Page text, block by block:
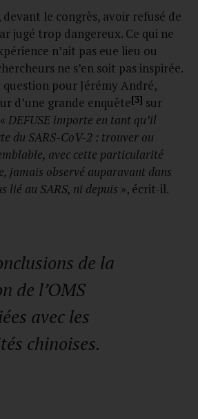
devant le congrès, avoir refusé de
jugé trop dangereux. Ce qui ne
n’ait pas eue lieu ou
ne s’en soit pas inspirée.
question pour Jérémy André,
d’une grande enquête[3] sur
DEFUSE importe en tant qu’il
du SARS-CoV-2 : trouver ou
avec cette particularité
jamais observé auparavant dans
lié au SARS, ni depuis », écrit-il.
de la
de l’OMS
avec les
chinoises.